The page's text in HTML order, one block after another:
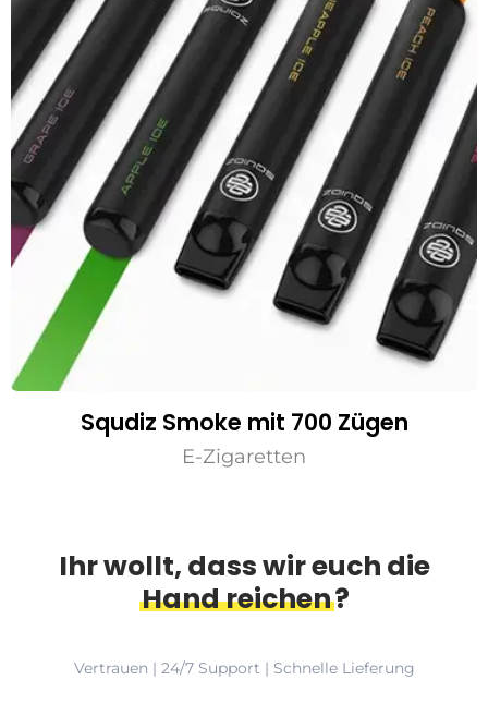
Squdiz Smoke mit 700 Zügen
E-Zigaretten
Ihr wollt, dass wir euch die
Hand reichen?
Vertrauen | 24/7 Support | Schnelle Lieferung